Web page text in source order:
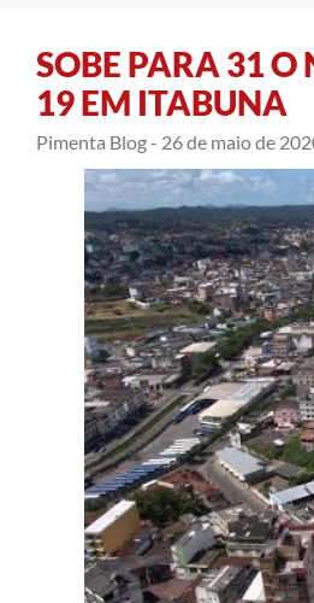
SOBE PARA 31 O
19 EM ITABUNA
Pimenta Blog - 26 de maio de